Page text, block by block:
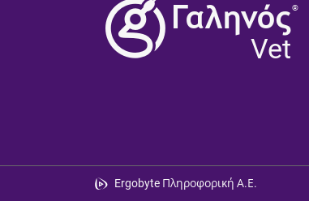
®
Vet
Ergobyte Πληροφορική Α.Ε.